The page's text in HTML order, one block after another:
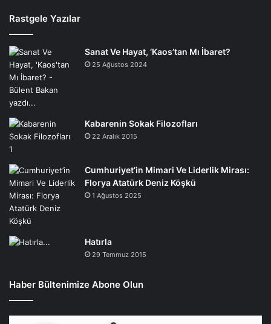
Rastgele Yazılar
Sanat Ve Hayat, ‘Kaos’tan Mı İbaret?
25 Ağustos 2024
Kabarenin Sokak Filozofları
22 Aralık 2015
Cumhuriyet’in Mimari Ve Liderlik Mirası:
Florya Atatürk Deniz Köşkü
1 Ağustos 2025
Hatırla
29 Temmuz 2015
Haber Bültenimize Abone Olun